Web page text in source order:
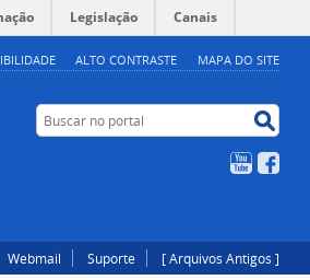
ALTO CONTRASTE MAPA DO SITE
Legislação Canais
Buscar no portal
YouTube
Webmail Suporte [ Arquivos Antigos ]